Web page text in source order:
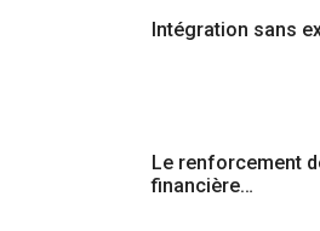
Intégration sans
Le renforcement
financière…